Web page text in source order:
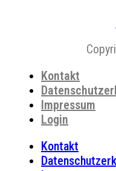
Kontakt
Impressum
Login
Kontakt